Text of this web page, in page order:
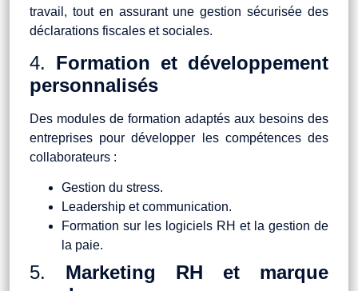
travail, tout en assurant une gestion sécurisée des
déclarations fiscales et sociales.
4. Formation et développement
personnalisés
Des modules de formation adaptés aux besoins des
entreprises pour développer les compétences des
collaborateurs :
Gestion du stress.
Leadership et communication.
Formation sur les logiciels RH et la gestion de
la paie.
5. Marketing RH et marque